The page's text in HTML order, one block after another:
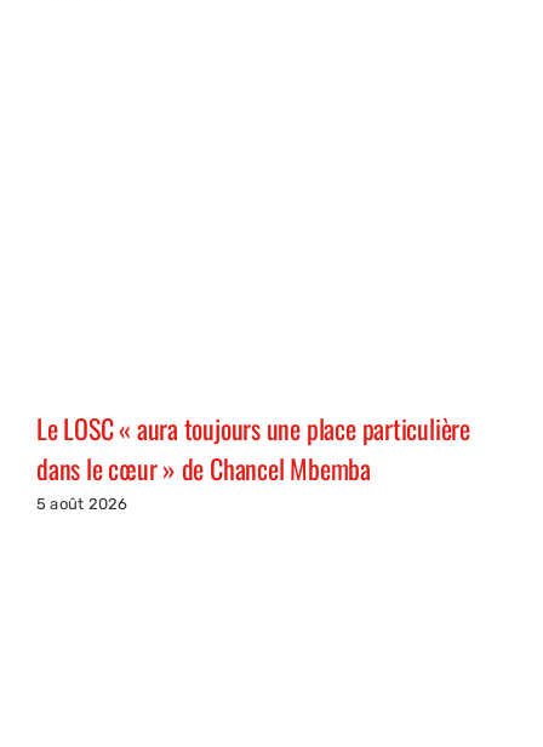
Le LOSC « aura toujours une place particulière
dans le cœur » de Chancel Mbemba
5 août 2026